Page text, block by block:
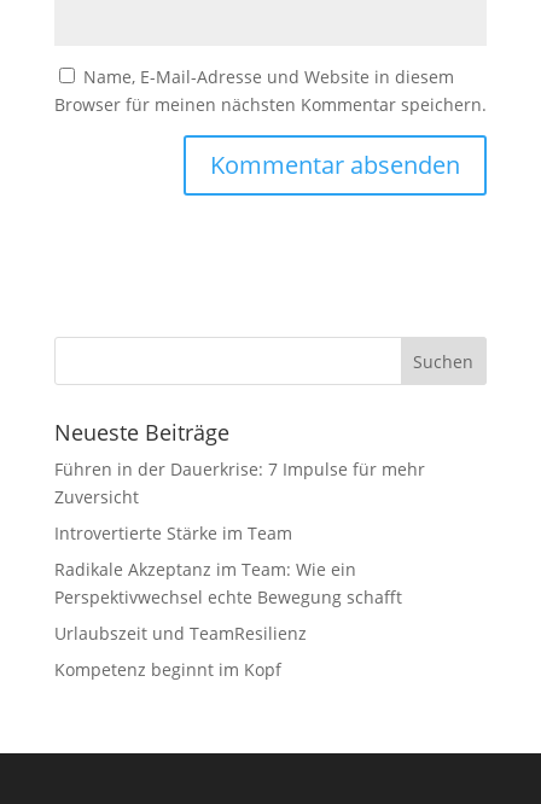
Name, E-Mail-Adresse und Website in diesem
Browser für meinen nächsten Kommentar speichern.
Neueste Beiträge
Führen in der Dauerkrise: 7 Impulse für mehr
Zuversicht
Introvertierte Stärke im Team
Radikale Akzeptanz im Team: Wie ein
Perspektivwechsel echte Bewegung schafft
Urlaubszeit und TeamResilienz
Kompetenz beginnt im Kopf